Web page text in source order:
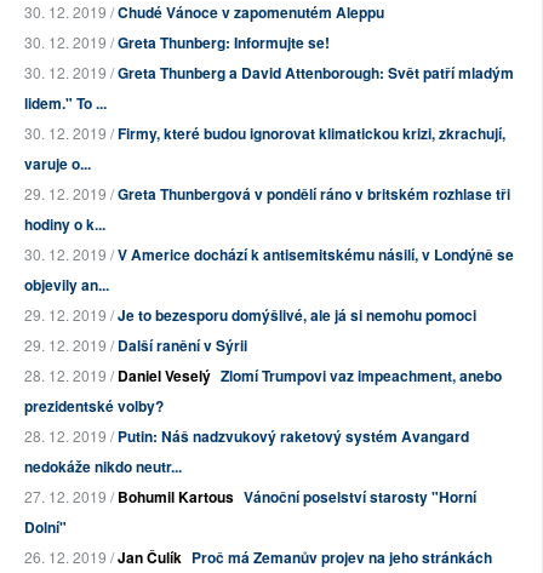
30. 12. 2019 /Chudé Vánoce v zapomenutém Aleppu
30. 12. 2019 /Greta Thunberg: Informujte se!
30. 12. 2019 /Greta Thunberg a David Attenborough: Svět patří mladým
lidem." To ...
30. 12. 2019 /Firmy, které budou ignorovat klimatickou krizi, zkrachují,
varuje o...
29. 12. 2019 /Greta Thunbergová v pondělí ráno v britském rozhlase tři
hodiny o k...
30. 12. 2019 /V Americe dochází k antisemitskému násilí, v Londýně se
objevily an...
29. 12. 2019 /Je to bezesporu domýšlivé, ale já si nemohu pomoci
29. 12. 2019 /Další ranění v Sýrii
28. 12. 2019 /Daniel Veselý Zlomí Trumpovi vaz impeachment, anebo
prezidentské volby?
28. 12. 2019 /Putin: Náš nadzvukový raketový systém Avangard
nedokáže nikdo neutr...
27. 12. 2019 /Bohumil Kartous Vánoční poselství starosty "Horní
Dolní"
26. 12. 2019 /Jan Čulík Proč má Zemanův projev na jeho stránkách